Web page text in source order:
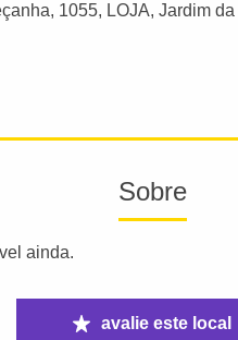
, 1055, LOJA, Jardim
Sobre
ainda.
avalie este local